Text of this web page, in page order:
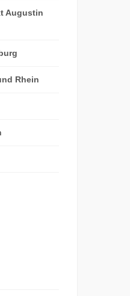
Augustin
Rhein